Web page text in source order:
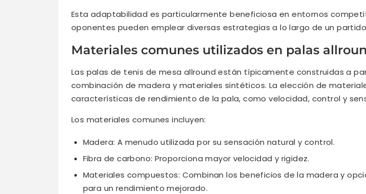
Esta adaptabilidad es particularmente beneficiosa en entornos
oponentes pueden emplear diversas estrategias a lo largo de un
Materiales comunes utilizados en palas
Las palas de tenis de mesa allround están típicamente construidas a
combinación de madera y materiales sintéticos. La elección de
características de rendimiento de la pala, como velocidad, control y
Los materiales comunes incluyen:
Madera: A menudo utilizada por su sensación natural y control.
Fibra de carbono: Proporciona mayor velocidad y rigidez.
Materiales compuestos: Combinan los beneficios de la madera y
para un rendimiento mejorado.